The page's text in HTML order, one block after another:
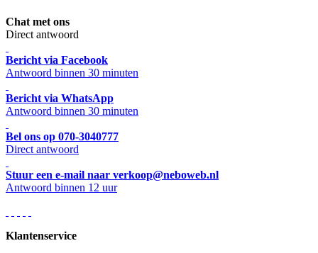
Chat met ons
Direct antwoord
Bericht via Facebook
Antwoord binnen 30 minuten
Bericht via WhatsApp
Antwoord binnen 30 minuten
Bel ons op 070-3040777
Direct antwoord
Stuur een e-mail naar verkoop@neboweb.nl
Antwoord binnen 12 uur
Klantenservice